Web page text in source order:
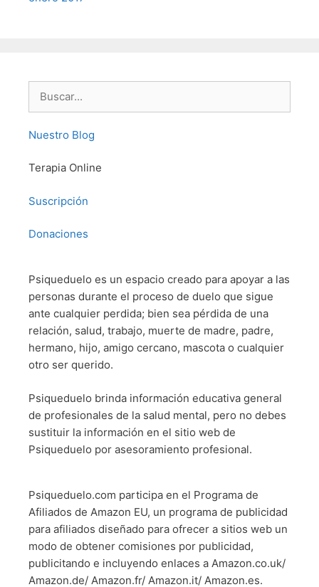
Nuestro Blog
Terapia Online
Suscripción
Donaciones
Psiqueduelo es un espacio creado para apoyar a las
personas durante el proceso de duelo que sigue
ante cualquier perdida; bien sea pérdida de una
relación, salud, trabajo, muerte de madre, padre,
hermano, hijo, amigo cercano, mascota o cualquier
otro ser querido.
Psiqueduelo brinda información educativa general
de profesionales de la salud mental, pero no debes
sustituir la información en el sitio web de
Psiqueduelo por asesoramiento profesional.
Psiqueduelo.com participa en el Programa de
Afiliados de Amazon EU, un programa de publicidad
para afiliados diseñado para ofrecer a sitios web un
modo de obtener comisiones por publicidad,
publicitando e incluyendo enlaces a Amazon.co.uk/
Amazon.de/ Amazon.fr/ Amazon.it/ Amazon.es.